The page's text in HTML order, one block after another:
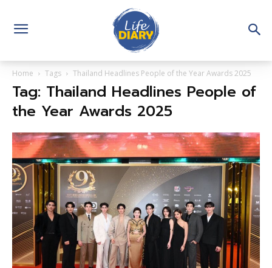
Home Tags Thailand Headlines People of the Year Awards 2025
Tag: Thailand Headlines People of
the Year Awards 2025